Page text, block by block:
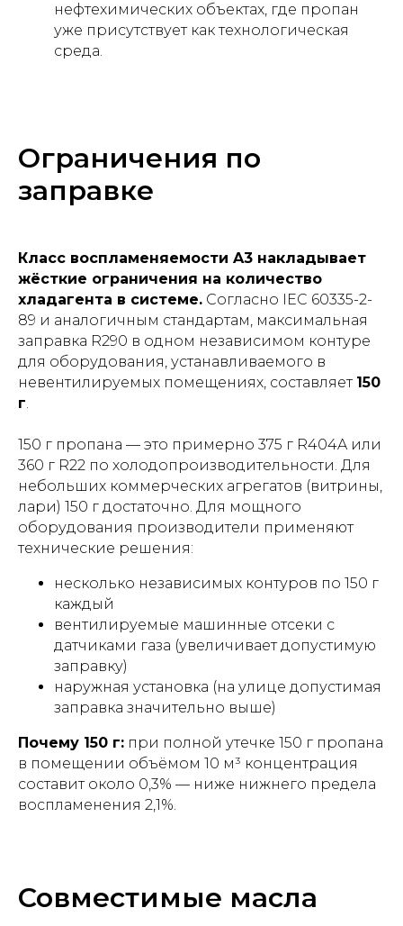
нефтехимических объектах, где пропан
уже присутствует как технологическая
среда.
Ограничения по
заправке
Класс воспламеняемости A3 накладывает
жёсткие ограничения на количество
хладагента в системе. Согласно IEC 60335-2-
89 и аналогичным стандартам, максимальная
заправка R290 в одном независимом контуре
для оборудования, устанавливаемого в
невентилируемых помещениях, составляет 150
г.
150 г пропана — это примерно 375 г R404A или
360 г R22 по холодопроизводительности. Для
небольших коммерческих агрегатов (витрины,
лари) 150 г достаточно. Для мощного
оборудования производители применяют
технические решения:
несколько независимых контуров по 150 г
каждый
вентилируемые машинные отсеки с
датчиками газа (увеличивает допустимую
заправку)
наружная установка (на улице допустимая
заправка значительно выше)
Почему 150 г: при полной утечке 150 г пропана
в помещении объёмом 10 м³ концентрация
составит около 0,3% — ниже нижнего предела
воспламенения 2,1%.
Совместимые масла